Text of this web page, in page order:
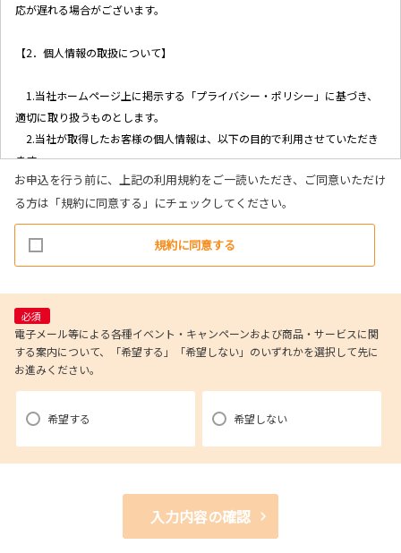
応が遅れる場合がございます。
【2．個人情報の取扱について】
1.当社ホームページ上に掲示する「プライバシー・ポリシー」に基づき、
適切に取り扱うものとします。
2.当社が取得したお客様の個人情報は、以下の目的で利用させていただき
ます。
(1)お客様リクエストに対応するにあたって問題が発生した場合の確認・
連絡
(2)お客様から照会があった場合のリクエスト情報の確認
(3)お客様に不利益を与えないために行う、お客様に対する迅速なご連絡
（電子メール、電話、郵送によるご連絡）
(5)商品の企画・開発あるいはお客様満足向上策などの検討のためのお客
様アンケート調査の実施
【3．推奨環境について】
1.当社の推奨するインターネット環境にてお申込みをお願いします。推奨
それに伴う連絡の不徹底については責任を負いかねますので、あらかじ
いただく場合がございます。
お申込を行う前に、上記の利用規約をご一読いただき、ご同意いただけ
る方は「規約に同意する」にチェックしてください。
規約に同意する
必須
電子メール等による各種イベント・キャンペーンおよび商品・サービスに関
する案内について、「希望する」「希望しない」のいずれかを選択して先に
お進みください。
希望する 希望しない
入力内容の確認